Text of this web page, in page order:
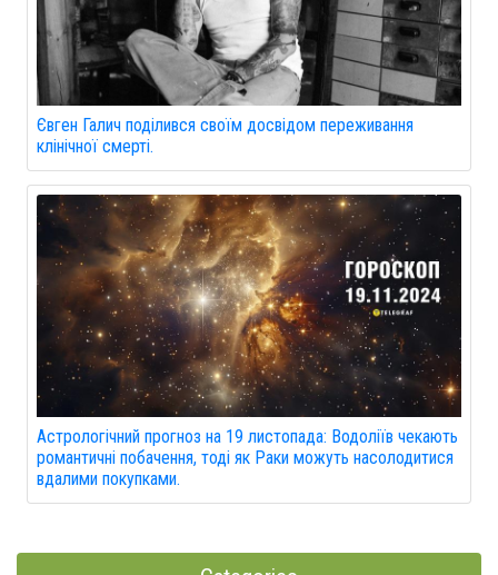
Євген Галич поділився своїм досвідом переживання
клінічної смерті.
Астрологічний прогноз на 19 листопада: Водоліїв чекають
романтичні побачення, тоді як Раки можуть насолодитися
вдалими покупками.